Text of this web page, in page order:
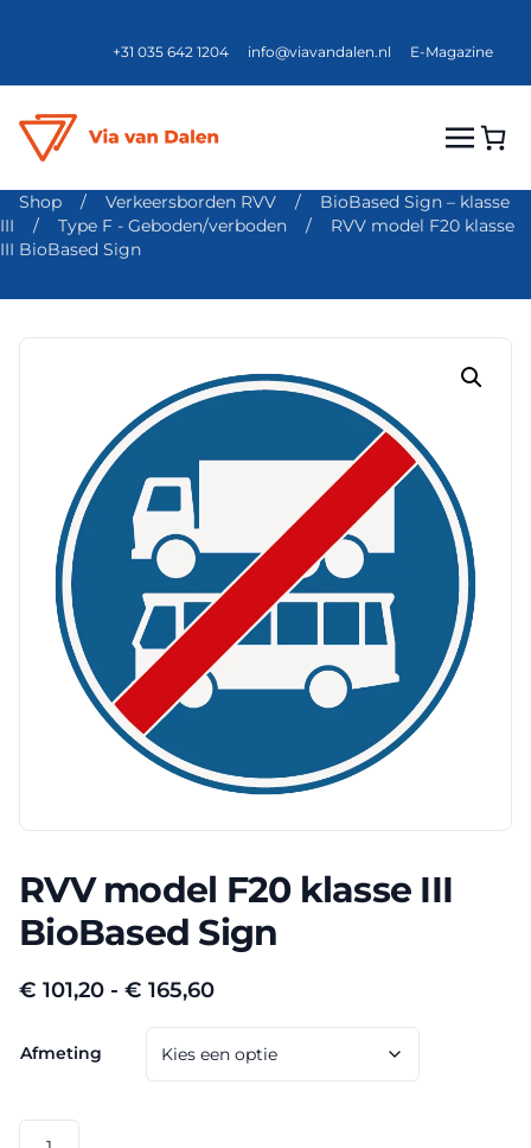
+31 035 642 1204 info@viavandalen.nl E-Magazine
Shop / Verkeersborden RVV /
BioBased Sign – klasse
III
/ Type F - Geboden/verboden /
RVV model F20 klasse
III BioBased Sign
RVV model F20 klasse III
BioBased Sign
€ 101,20 - € 165,60Prijsklasse:
€ 101,20
tot
€ 165,60
Afmeting